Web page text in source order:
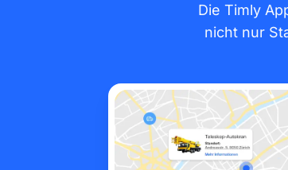
Die Timly
nicht nur